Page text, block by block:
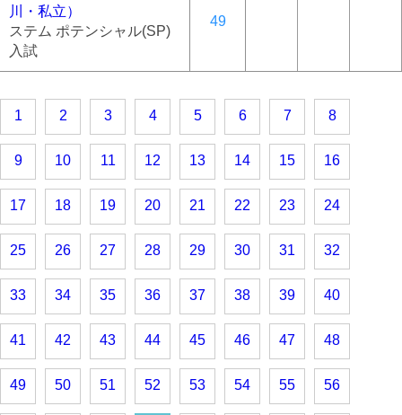
川・私立）
ステム ポテンシャル(SP)
入試
49
1 2 3 4 5 6 7 8
9 10 11 12 13 14 15 16
17 18 19 20 21 22 23 24
25 26 27 28 29 30 31 32
33 34 35 36 37 38 39 40
41 42 43 44 45 46 47 48
49 50 51 52 53 54 55 56